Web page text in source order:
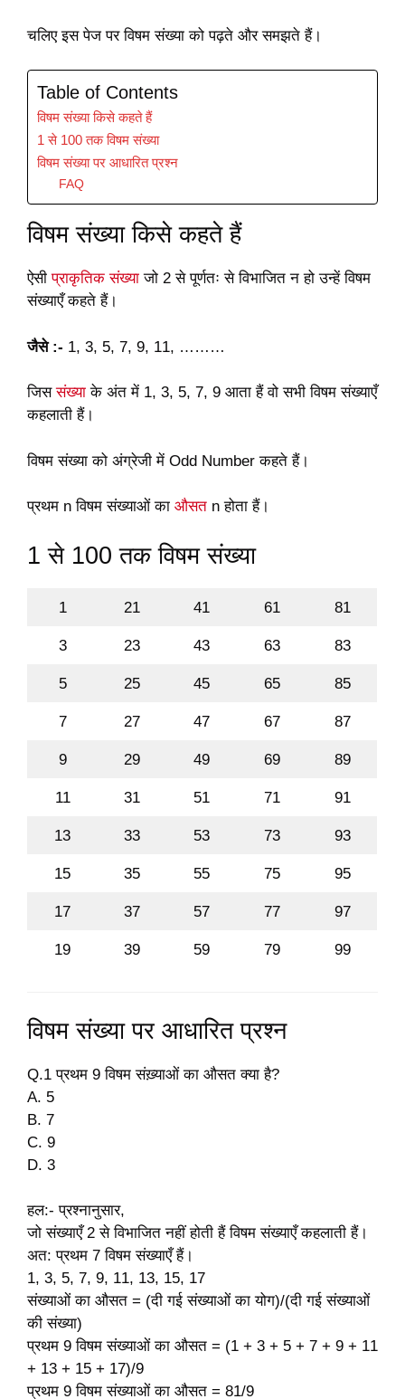
चलिए इस पेज पर विषम संख्या को पढ़ते और समझते हैं।
Table of Contents
विषम संख्या किसे कहते हैं
1 से 100 तक विषम संख्या
विषम संख्या पर आधारित प्रश्न
FAQ
विषम संख्या किसे कहते हैं
ऐसीप्राकृतिक संख्या जो 2 से पूर्णतः से विभाजित न हो उन्हें विषम
संख्याएँ कहते हैं।
जैसे :- 1, 3, 5, 7, 9, 11, ………
जिससंख्या के अंत में 1, 3, 5, 7, 9 आता हैं वो सभी विषम संख्याएँ
कहलाती हैं।
विषम संख्या को अंग्रेजी में Odd Number कहते हैं।
प्रथम n विषम संख्याओं का औसत n होता हैं।
1 से 100 तक विषम संख्या
1 21 41 61 81
3 23 43 63 83
5 25 45 65 85
7 27 47 67 87
9 29 49 69 89
11 31 51 71 91
13 33 53 73 93
15 35 55 75 95
17 37 57 77 97
19 39 59 79 99
विषम संख्या पर आधारित प्रश्न
Q.1 प्रथम 9 विषम संख़्याओं का औसत क्या है?
A. 5
B. 7
C. 9
D. 3
हल:- प्रश्नानुसार,
जो संख्याएँ 2 से विभाजित नहीं होती हैं विषम संख्याएँ कहलाती हैं।
अत: प्रथम 7 विषम संख्याएँ हैं।
1, 3, 5, 7, 9, 11, 13, 15, 17
संख्याओं का औसत = (दी गई संख्याओं का योग)/(दी गई संख्याओं
की संख्या)
प्रथम 9 विषम संख्याओं का औसत = (1 + 3 + 5 + 7 + 9 + 11
+ 13 + 15 + 17)/9
प्रथम 9 विषम संख्याओं का औसत = 81/9